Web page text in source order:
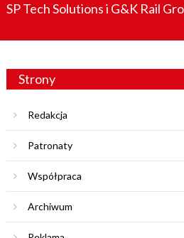
SP Tech Solutions i G&K Rail
Strony
Redakcja
Patronaty
Współpraca
Archiwum